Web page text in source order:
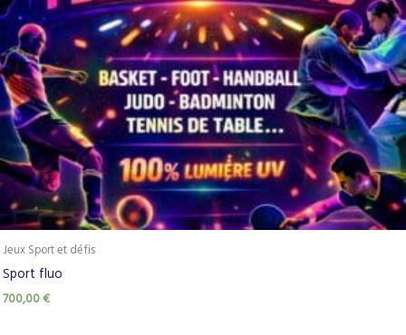
Jeux Sport et défis
Sport fluo
700,00€